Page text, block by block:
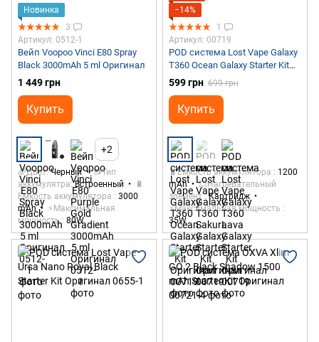
Новинка
3
Артикул: 0512-1
Вейп Voopoo Vinci E80 Spray
Black 3000mAh 5 ml Оригинал
1 449 грн
Купить
+2
🌈Цвет Черный
🔂Тип
аккумулятра
Встроенный
🔋
Емкость аккумулятора
3000
mAh
⚡Максимальная
мощность 80W
−14%
1
Артикул: 00719
POD система Lost Vape Galaxy
T360 Ocean Galaxy Starter Kit
Оригинал
599 грн 699 грн
Купить
🔋Емкость аккумулятора
1200
mAh
💥Нагревательный
элемент Картридж
⚡Максимальная мощность
35W